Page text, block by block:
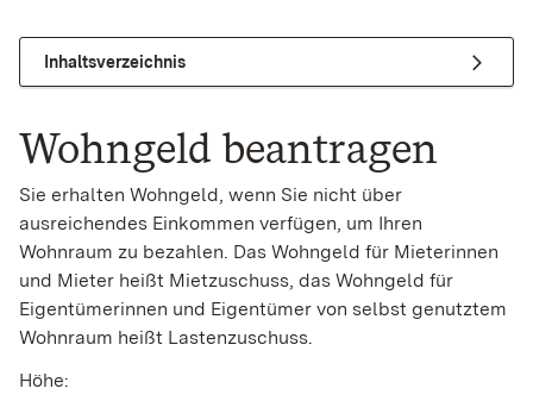
Inhaltsverzeichnis
Wohngeld beantragen
Sie erhalten Wohngeld, wenn Sie nicht über
ausreichendes Einkommen verfügen, um Ihren
Wohnraum zu bezahlen. Das Wohngeld für Mieterinnen
und Mieter heißt Mietzuschuss, das Wohngeld für
Eigentümerinnen und Eigentümer von selbst genutztem
Wohnraum heißt Lastenzuschuss.
Höhe: